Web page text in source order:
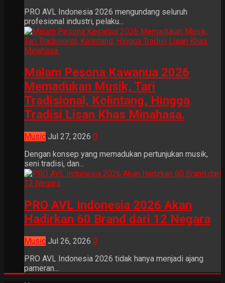
PRO AVL Indonesia 2026 mengundang seluruh
profesional industri, pelaku...
Malam Pesona Kawanua 2026
Memadukan Musik, Tari
Tradisional, Kolintang, Hingga
Tradisi Lisan Khas Minahasa.
Music Jul 27, 2026 0
Dengan konsep yang memadukan pertunjukan musik,
seni tradisi, dan...
PRO AVL Indonesia 2026 Akan
Hadirkan 60 Brand dari 12 Negara
Music Jul 26, 2026 0
PRO AVL Indonesia 2026 tidak hanya menjadi ajang
pameran...